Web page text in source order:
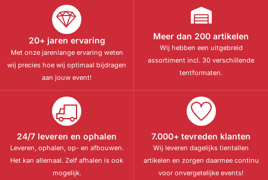
20+ jaren ervaring
Met onze jarenlange ervaring weten
wij precies hoe wij optimaal bijdragen
aan jouw event!
Meer dan 200 artikelen
Wij hebben een uitgebreid
assortiment incl. 30 verschillende
tentformaten.
24/7 leveren en ophalen
Leveren, ophalen, op- en afbouwen.
Het kan allemaal. Zelf afhalen is ook
mogelijk.
7.000+ tevreden klanten
Wij leveren dagelijks tientallen
artikelen en zorgen daarmee continu
voor onvergetelijke events!